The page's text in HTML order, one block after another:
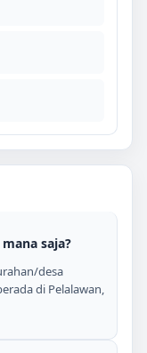
saja?
desa
di Pelalawan,